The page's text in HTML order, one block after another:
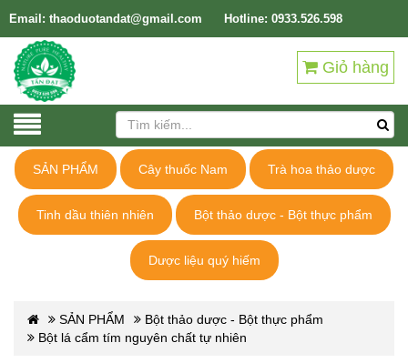
Email: thaoduotandat@gmail.com Hotline: 0933.526.598
Giỏ hàng
SẢN PHẨM Cây thuốc Nam Trà hoa thảo dược
Tinh dầu thiên nhiên Bột thảo dược - Bột thực phẩm
Dược liệu quý hiếm
SẢN PHẨM
Bột thảo dược - Bột thực phẩm
Bột lá cẩm tím nguyên chất tự nhiên